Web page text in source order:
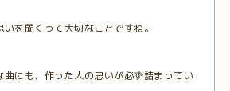
を聞くって大切なことですね。
にも、作った人の思いが必ず詰まってい